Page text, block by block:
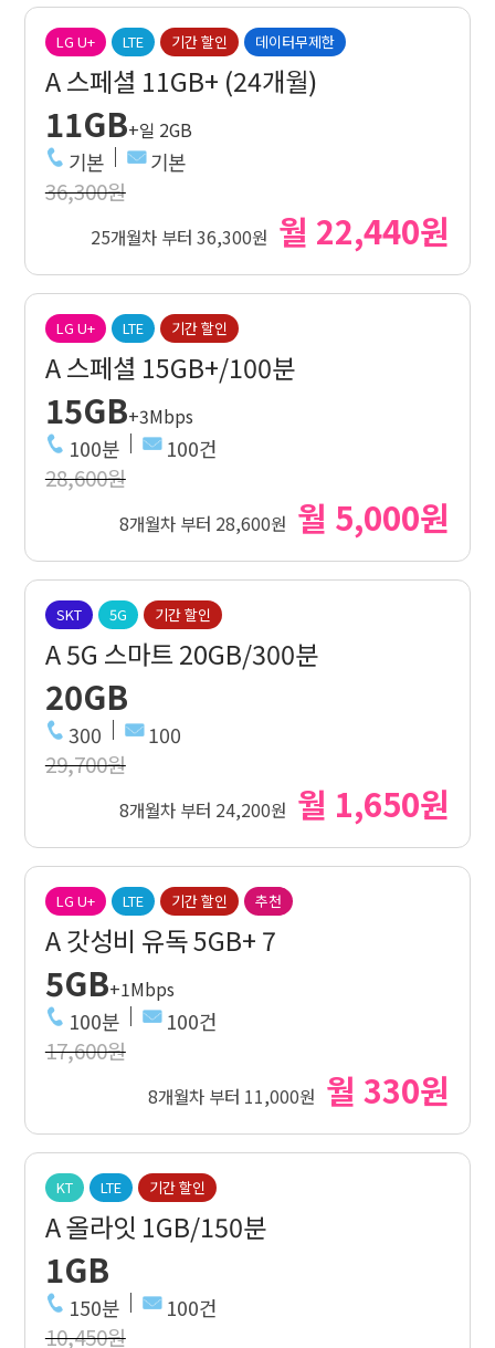
LG U+ LTE 기간 할인 데이터무제한
A 스페셜 11GB+ (24개월)
11GB+일 2GB
기본 기본
36,300원
25개월차 부터 36,300원 월 22,440원
LG U+ LTE 기간 할인
A 스페셜 15GB+/100분
15GB+3Mbps
100분 100건
28,600원
8개월차 부터 28,600원 월 5,000원
SKT 5G 기간 할인
A 5G 스마트 20GB/300분
20GB
300 100
29,700원
8개월차 부터 24,200원 월 1,650원
LG U+ LTE 기간 할인 추천
A 갓성비 유독 5GB+ 7
5GB+1Mbps
100분 100건
17,600원
8개월차 부터 11,000원 월 330원
KT LTE 기간 할인
A 올라잇 1GB/150분
1GB
150분 100건
10,450원